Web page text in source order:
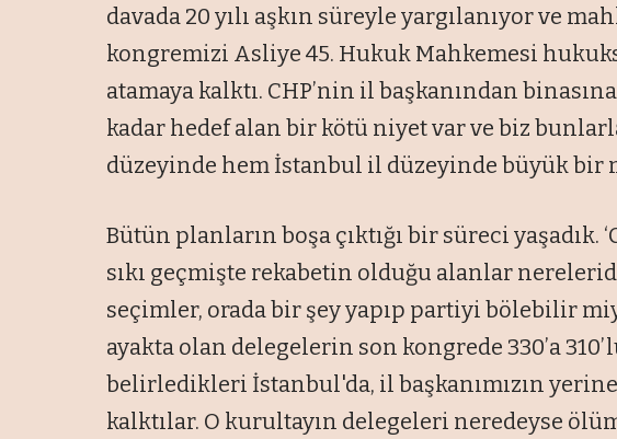
davada 20 yılı aşkın süreyle yargılanıyor ve
kongremizi Asliye 45. Hukuk Mahkemesi
atamaya kalktı. CHP’nin il başkanından
kadar hedef alan bir kötü niyet var ve biz
düzeyinde hem İstanbul il düzeyinde büyük bir
Bütün planların boşa çıktığı bir süreci yaşadık.
sıkı geçmişte rekabetin olduğu alanlar
seçimler, orada bir şey yapıp partiyi bölebilir
ayakta olan delegelerin son kongrede 330’a
belirledikleri İstanbul'da, il başkanımızın
kalktılar. O kurultayın delegeleri neredeyse